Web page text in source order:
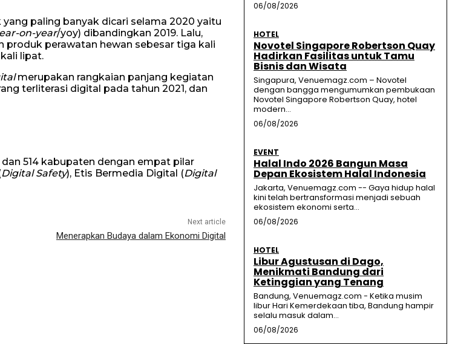
paling banyak dicari selama 2020 yaitu
on-year/yoy) dibandingkan 2019. Lalu,
produk perawatan hewan sebesar tiga kali
lipat.
merupakan rangkaian panjang kegiatan
terliterasi digital pada tahun 2021, dan
514 kabupaten dengan empat pilar
Digital Safety), Etis Bermedia Digital (Digital
Next article
Menerapkan Budaya dalam Ekonomi Digital
06/08/2026
HOTEL
Novotel Singapore Robertson Quay
Hadirkan Fasilitas untuk Tamu
Bisnis dan Wisata
Singapura, Venuemagz.com – Novotel
dengan bangga mengumumkan pembukaan
Novotel Singapore Robertson Quay, hotel
modern...
06/08/2026
EVENT
Halal Indo 2026 Bangun Masa
Depan Ekosistem Halal Indonesia
Jakarta, Venuemagz.com -- Gaya hidup halal
kini telah bertransformasi menjadi sebuah
ekosistem ekonomi serta...
06/08/2026
HOTEL
Libur Agustusan di Dago,
Menikmati Bandung dari
Ketinggian yang Tenang
Bandung, Venuemagz.com - Ketika musim
libur Hari Kemerdekaan tiba, Bandung hampir
selalu masuk dalam...
06/08/2026